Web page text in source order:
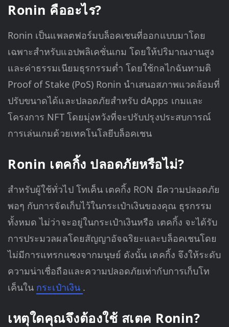
Ronin คืออะไร?
Ronin เป็นแพลตฟอร์มบล็อคเชนที่ออกแบบมาโดย
เฉพาะสำหรับแอปพลิเคชั่นเกม โดยให้ปริมาณงานสูง
และค่าธรรมเนียมธุรกรรมต่ำ โดยใช้กลไกฉันทามติ
Proof of Stake (PoS) Ronin นำเสนอสภาพแวดล้อมที่
ปรับขนาดได้และปลอดภัยสำหรับ dApps เกมและ
โครงการ NFT โดยมุ่งหวังที่จะปรับปรุงประสบการณ์
การเล่นเกมด้วยเทคโนโลยีบล็อคเชน
Ronin เตคกิ้ง ปลอดภัยหรือไม่?
สำหรับผู้ใช้ทั่วไป โทเค็น เตคกิ้ง RON มีความปลอดภัย
พอๆ กับการจัดเก็บไว้ในกระเป๋าเงินของคุณ ธุรกรรม
ทั้งหมด ไม่ว่าจะอยู่ในกระเป๋าเงินหรือ เตคกิ้ง จะได้รับ
การประมวลผลโดยสัญญาอัจฉริยะและบล็อคเชนโดย
ไม่มีการแทรกแซงจากมนุษย์ ดังนั้น เตคกิ้ง จึงให้ระดับ
ความน่าเชื่อถือและความปลอดภัยเท่ากับการเก็บโท
เค็นใน กระเป๋าเงิน .
เหตุใดคุณจึงต้องใช้ สเตค Ronin?